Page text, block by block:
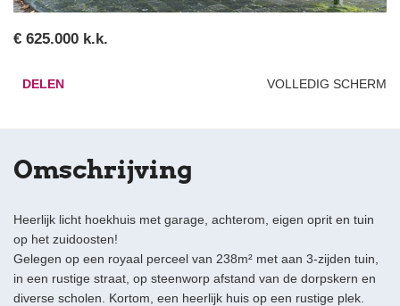
€ 625.000 k.k.
DELEN VOLLEDIG SCHERM
Omschrijving
Heerlijk licht hoekhuis met garage, achterom, eigen oprit en tuin
op het zuidoosten!
Gelegen op een royaal perceel van 238m² met aan 3-zijden tuin,
in een rustige straat, op steenworp afstand van de dorpskern en
diverse scholen. Kortom, een heerlijk huis op een rustige plek.